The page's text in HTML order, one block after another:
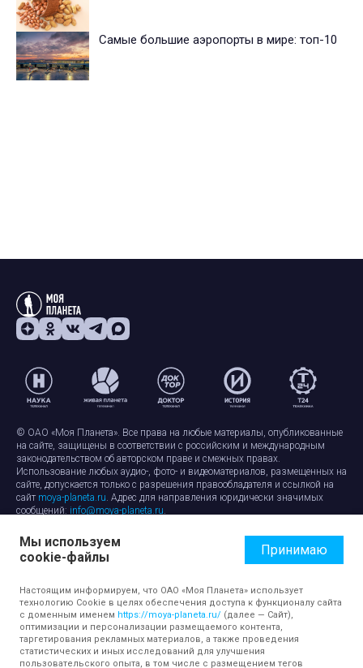
Cамые большие аэропорты в мире: топ-10
© ОАО «Моя Планета». Все права на любые материалы, опубликованные
на сайте, защищены в соответствии с российским и международным
законодательством об авторском праве и смежных правах.
Использование любых аудио-, фото- и видеоматериалов, размещенных на
сайте, допускается только с разрешения правообладателя и ссылкой на
сайт moya-planeta.ru. Адрес для направления юридически значимых
сообщений: info@moya-planeta.ru.
Правила сайтаРабота с cookie-файлами
Защита персональных данных
Обработка персональных данных
Мы используем
cookie-файлы
Принимаю
Настоящим информируем, что ОАО «Моя Планета» использует
технологию Cookie в целях обеспечения доступа к функционалу сайта
с доменным именем https://moya-planeta.ru/ (далее — Сайт),
оптимизации и персонализации размещаемого контента,
таргетирования рекламных материалов, а также проведения
статистических и иных исследований для улучшения
пользовательского опыта, в том числе с размещением тегов